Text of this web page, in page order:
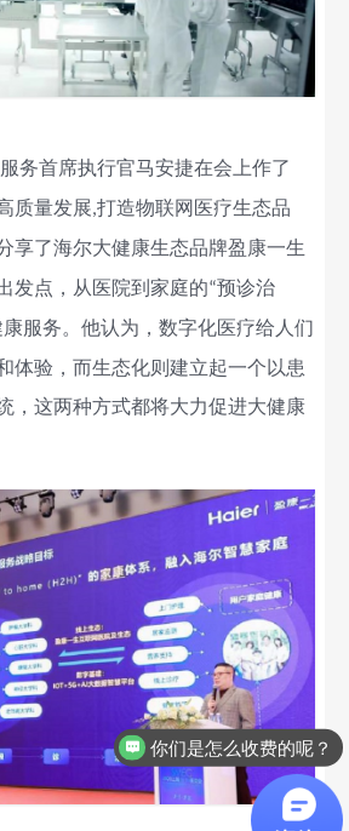
务首席执行官马安捷在会上作了
质量发展,打造物联网医疗生态品
享了海尔大健康生态品牌盈康一生
发点，从医院到家庭的“预诊治
康服务。他认为，数字化医疗给人们
体验，而生态化则建立起一个以患
，这两种方式都将大力促进大健康
你们是怎么收费的呢？